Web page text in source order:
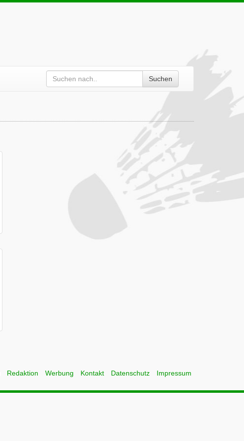
Suchen
Redaktion Werbung Kontakt Datenschutz Impressum